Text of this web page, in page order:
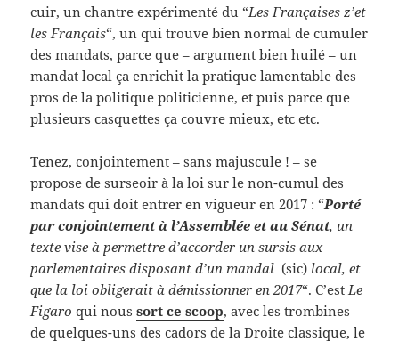
cuir, un chantre expérimenté du “Les Françaises z’et
les Français“, un qui trouve bien normal de cumuler
des mandats, parce que – argument bien huilé – un
mandat local ça enrichit la pratique lamentable des
pros de la politique politicienne, et puis parce que
plusieurs casquettes ça couvre mieux, etc etc.
Tenez, conjointement – sans majuscule ! – se
propose de surseoir à la loi sur le non-cumul des
mandats qui doit entrer en vigueur en 2017 : “Porté
par conjointement à l’Assemblée et au Sénat, un
texte vise à permettre d’accorder un sursis aux
parlementaires disposant d’un mandal (sic) local, et
que la loi obligerait à démissionner en 2017“. C’est Le
Figaro qui noussort ce scoop, avec les trombines
de quelques-uns des cadors de la Droite classique, le